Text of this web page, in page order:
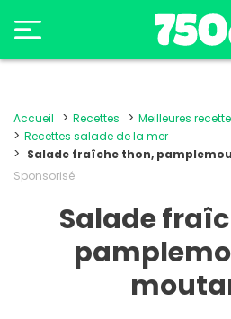
Accueil Recettes
Meilleures
Recettes salade de la mer
Salade fraîche thon,
Sponsorisé
Salade